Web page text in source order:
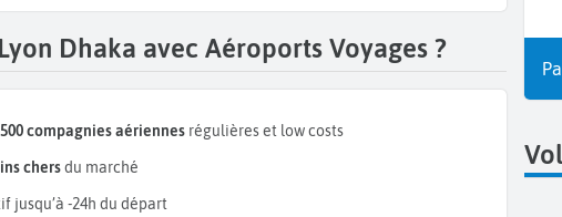
Dhaka avec Aéroports Voyages ?
compagnies aériennes régulières et low costs
chersdu marché
jusqu’à -24h du départ